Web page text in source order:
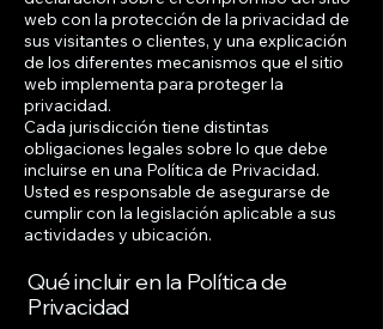
web con la protección de la privacidad de
sus visitantes o clientes, y una explicación
de los diferentes mecanismos que el sitio
web implementa para proteger la
privacidad.
Cada jurisdicción tiene distintas
obligaciones legales sobre lo que debe
incluirse en una Política de Privacidad.
Usted es responsable de asegurarse de
cumplir con la legislación aplicable a sus
actividades y ubicación.
Qué incluir en la Política de
Privacidad